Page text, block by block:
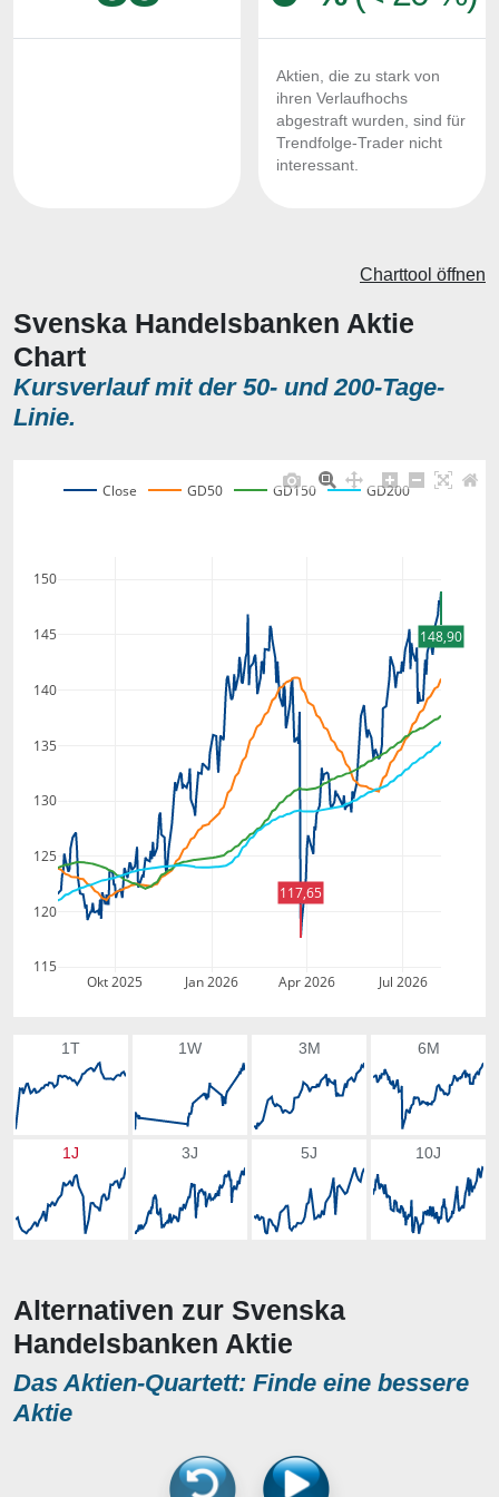
Aktien, die zu stark von
ihren Verlaufhochs
abgestraft wurden, sind für
Trendfolge-Trader nicht
interessant.
Svenska Handelsbanken Aktie
Chart
Kursverlauf mit der 50- und 200-Tage-
Linie.
Charttool öffnen
Okt 2025 Jan 2026 Apr 2026 Jul 2026
115
120
125
130
135
140
145
150
Close GD50 GD150 GD200
148,90
117,65
1T 1W 3M 6M
1J 3J 5J 10J
Alternativen zur Svenska
Handelsbanken Aktie
Das Aktien-Quartett: Finde eine bessere
Aktie